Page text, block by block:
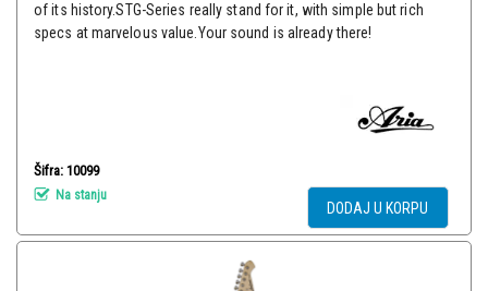
of its history.STG-Series really stand for it, with simple but rich
specs at marvelous value.Your sound is already there!
Šifra: 10099
Na stanju
DODAJ U KORPU